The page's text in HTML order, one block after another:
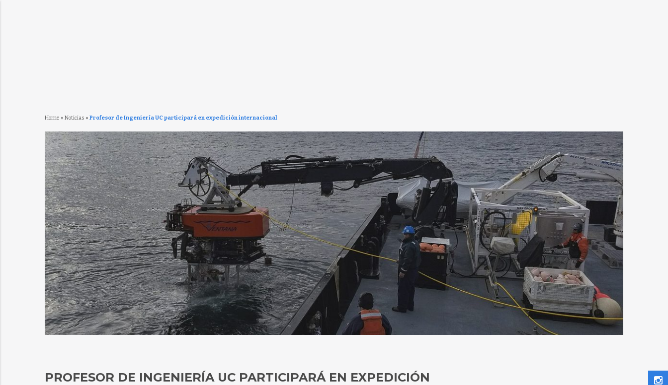
Home » Noticias » Profesor de Ingeniería UC participará en expedición internacional
PROFESOR DE INGENIERÍA UC PARTICIPARÁ EN EXPEDICIÓN